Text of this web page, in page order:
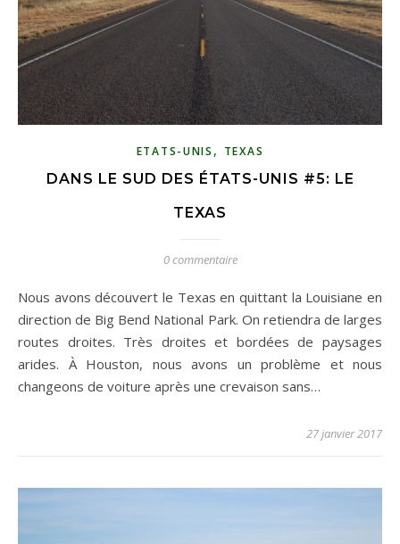
ETATS-UNIS , TEXAS
DANS LE SUD DES ÉTATS-UNIS #5: LE
TEXAS
0 commentaire
Nous avons découvert le Texas en quittant la Louisiane en
direction de Big Bend National Park. On retiendra de larges
routes droites. Très droites et bordées de paysages
arides. À Houston, nous avons un problème et nous
changeons de voiture après une crevaison sans…
27 janvier 2017